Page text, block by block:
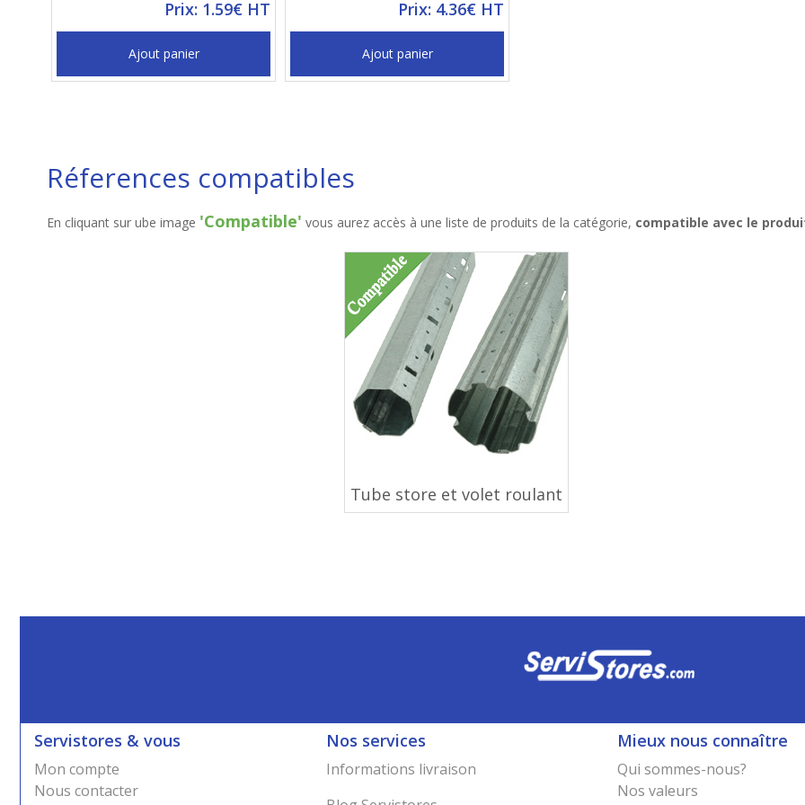
Prix: 1.59€ HT
Ajout panier
Prix: 4.36€ HT
Ajout panier
Réferences compatibles
En cliquant sur ube image 'Compatible' vous aurez accès à une liste de produits de la catégorie, compatible avec le
Tube store et volet roulant
Servistores & vous
Mon compte
Nous contacter
Nos services
Informations livraison
Mieux nous connaître
Qui sommes-nous?
Nos valeurs